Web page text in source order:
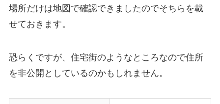
場所だけは地図で確認できましたのでそちらを載
せておきます。
恐らくですが、住宅街のようなところなので住所
を非公開としているのかもしれません。